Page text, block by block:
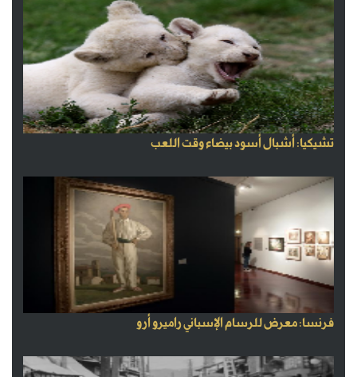
تشيكيا: أشبال أسود بيضاء وقت اللعب
فرنسا: معرض للرسام الإسباني راميرو أرو